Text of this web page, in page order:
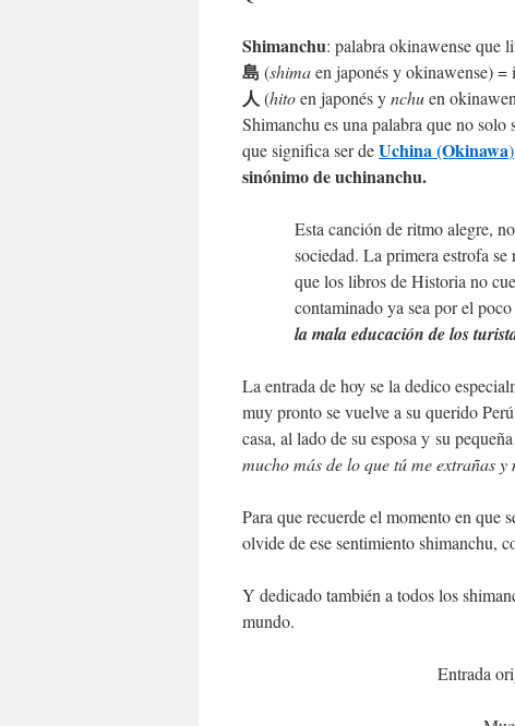
Shimanchu: palabra okinawense que
島 (shimaen japonés y okinawense) =
人 (hitoen japonés ynchuen
Shimanchu es una palabra que no
que significa ser deUchina (Okinawa
sinónimo de uchinanchu.
Esta canción de ritmo alegre,
sociedad. La primera estrofa
que los libros de Historia no
contaminado ya sea por el
la mala educación de los
La entrada de hoy se la dedico
muy pronto se vuelve a su querido
casa, al lado de su esposa y su
mucho más de lo que tú me extrañas
Para que recuerde el momento en que
olvide de ese sentimiento shimanchu,
Y dedicado también a todos los
mundo.
Entrada